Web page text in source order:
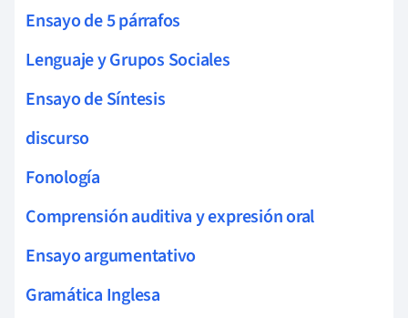
Ensayo de 5 párrafos
Lenguaje y Grupos Sociales
Ensayo de Síntesis
discurso
Fonología
Comprensión auditiva y expresión oral
Ensayo argumentativo
Gramática Inglesa